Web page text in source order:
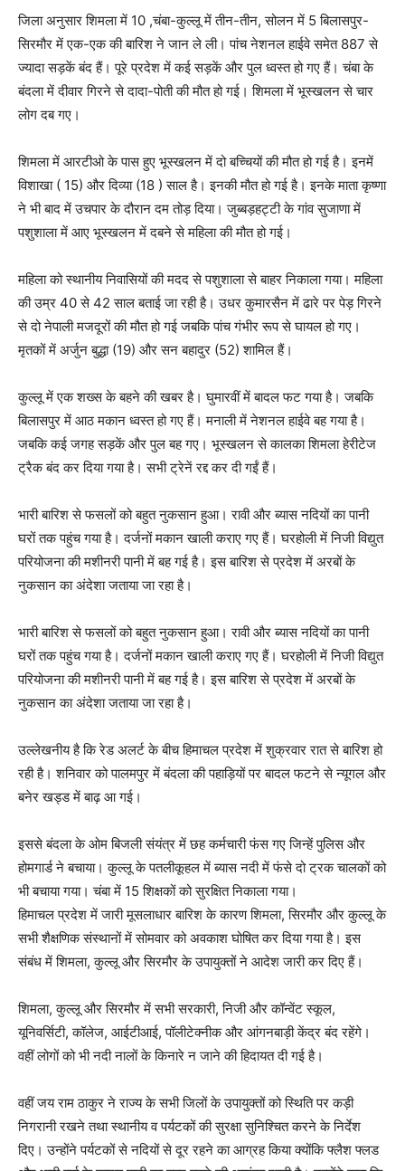
जिला अनुसार शिमला में 10 ,चंबा-कुल्लू में तीन-तीन, सोलन में 5 बिलासपुर-
सिरमौर में एक-एक की बारिश ने जान ले ली। पांच नेशनल हाईवे समेत 887 से
ज्यादा सड़कें बंद हैं। पूरे प्रदेश में कई सड़कें और पुल ध्वस्त हो गए हैं। चंबा के
बंदला में दीवार गिरने से दादा-पोती की मौत हो गई। शिमला में भूस्खलन से चार
लोग दब गए।
शिमला में आरटीओ के पास हुए भूस्खलन में दो बच्चियों की मौत हो गई है। इनमें
विशाखा ( 15) और दिव्या (18 ) साल है। इनकी मौत हो गई है। इनके माता कृष्णा
ने भी बाद में उचपार के दौरान दम तोड़ दिया। जुब्बड़हट्टी के गांव सुजाणा में
पशुशाला में आए भूस्खलन में दबने से महिला की मौत हो गई।
महिला को स्थानीय निवासियों की मदद से पशुशाला से बाहर निकाला गया। महिला
की उम्र 40 से 42 साल बताई जा रही है। उधर कुमारसैन में ढारे पर पेड़ गिरने
से दो नेपाली मजदूरों की मौत हो गई जबकि पांच गंभीर रूप से घायल हो गए।
मृतकों में अर्जुन बुद्धा (19) और सन बहादुर (52) शामिल हैं।
कुल्लू में एक शख्स के बहने की खबर है। घुमारवीं में बादल फट गया है। जबकि
बिलासपुर में आठ मकान ध्वस्त हो गए हैं। मनाली में नेशनल हाईवे बह गया है।
जबकि कई जगह सड़कें और पुल बह गए। भूस्खलन से कालका शिमला हेरीटेज
ट्रैक बंद कर दिया गया है। सभी ट्रेनें रद्द कर दी गईं हैं।
भारी बारिश से फसलों को बहुत नुकसान हुआ। रावी और ब्यास नदियों का पानी
घरों तक पहुंच गया है। दर्जनों मकान खाली कराए गए हैं। घरहोली में निजी विद्युत
परियोजना की मशीनरी पानी में बह गई है। इस बारिश से प्रदेश में अरबों के
नुकसान का अंदेशा जताया जा रहा है।
भारी बारिश से फसलों को बहुत नुकसान हुआ। रावी और ब्यास नदियों का पानी
घरों तक पहुंच गया है। दर्जनों मकान खाली कराए गए हैं। घरहोली में निजी विद्युत
परियोजना की मशीनरी पानी में बह गई है। इस बारिश से प्रदेश में अरबों के
नुकसान का अंदेशा जताया जा रहा है।
उल्लेखनीय है कि रेड अलर्ट के बीच हिमाचल प्रदेश में शुक्रवार रात से बारिश हो
रही है। शनिवार को पालमपुर में बंदला की पहाड़ियों पर बादल फटने से न्यूगल और
बनेर खड्ड में बाढ़ आ गई।
इससे बंदला के ओम बिजली संयंत्र में छह कर्मचारी फंस गए जिन्हें पुलिस और
होमगार्ड ने बचाया। कुल्लू के पतलीकूहल में ब्यास नदी में फंसे दो ट्रक चालकों को
भी बचाया गया। चंबा में 15 शिक्षकों को सुरक्षित निकाला गया।
हिमाचल प्रदेश में जारी मूसलाधार बारिश के कारण शिमला, सिरमौर और कुल्लू के
सभी शैक्षणिक संस्थानों में सोमवार को अवकाश घोषित कर दिया गया है। इस
संबंध में शिमला, कुल्लू और सिरमौर के उपायुक्तों ने आदेश जारी कर दिए हैं।
शिमला, कुल्लू और सिरमौर में सभी सरकारी, निजी और कॉन्वेंट स्कूल,
यूनिवर्सिटी, कॉलेज, आईटीआई, पॉलीटेक्नीक और आंगनबाड़ी केंद्र बंद रहेंगे।
वहीं लोगों को भी नदी नालों के किनारे न जाने की हिदायत दी गई है।
वहीं जय राम ठाकुर ने राज्य के सभी जिलों के उपायुक्तों को स्थिति पर कड़ी
निगरानी रखने तथा स्थानीय व पर्यटकों की सुरक्षा सुनिश्चित करने के निर्देश
दिए। उन्होंने पर्यटकों से नदियों से दूर रहने का आग्रह किया क्योंकि फ्लैश फ्लड